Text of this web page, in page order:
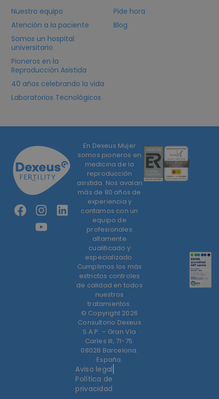
Nuestro equipo
Atención a la paciente
Somos un hospital
universitario
Pioneros en la
Reproducción Asistida
40 años celebrando la vida
Laboratorios Tecnológicos
Pide hora
Blog
En Dexeus Mujer
somos pioneros en
medicina de la
reproducción
asistida. Nos avalan
más de 80 años de
experiencia y
contamos con un
equipo de
profesionales
altamente
cualificado y
especializado.
Cumplimos los más
estrictos controles
de calidad en todos
nuestros
tratamientos.
© Copyright 2026
Consultorio Dexeus
S.A.P. – Gran Vía
Carles III, 71-75.
08028 Barcelona.
España.
Aviso legal
Política de
privacidad